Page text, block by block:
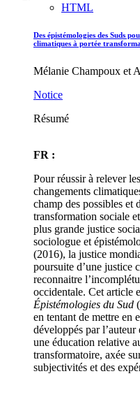
HTML
Des épistémologies des Suds
climatiques à portée
Mélanie Champoux et
Notice
Résumé
FR :
Pour réussir à relever
changements
champ des possibles et
transformation sociale
plus grande justice
sociologue et
(2016), la justice
poursuite d’une justice
reconnaitre
occidentale. Cet article
Épistémologies du Sud
en tentant de mettre en
développés par
une éducation relative
transformatoire, axée
subjectivités et des